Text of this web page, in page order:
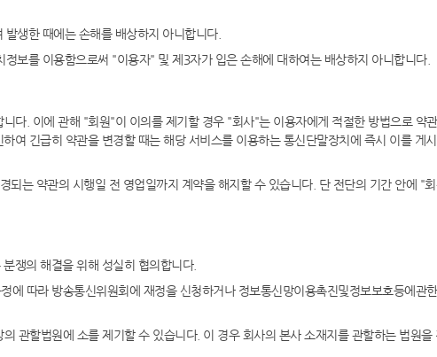
생한 때에는 손해를 배상하지 아니합니다.
보를 이용함으로써 "이용자" 및 제3자가 입은 손해에 대하여는 배상하지 아니합니다.
다. 이에 관해 "회원"이 이의를 제기할 경우 "회사"는 이용자에게 적절한 방법으로 약
여 긴급히 약관을 변경할 때는 해당 서비스를 이용하는 통신단말장치에 즉시 이를 게
는 약관의 시행일 전 영업일까지 계약을 해지할 수 있습니다. 단 전단의 기간 안에 "
쟁의 해결을 위해 성실히 협의합니다.
따라 방송통신위원회에 재정을 신청하거나 정보통신망이용촉진및정보보호등에관
관할법원에 소를 제기할 수 있습니다. 이 경우 회사의 본사 소재지를 관할하는 법원을